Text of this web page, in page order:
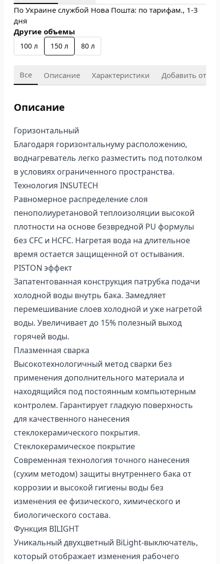
По Украине службой Нова Пошта: по тарифам., 1-3
дня
Другие объемы
100 л 150 л 80 л
Все Описание Характеристики Добавить отзыв
Описание
Горизонтальный
Благодаря горизонтальнуму расположению,
воднагреватель легко разместить под потолком
в условиях ограниченного пространства.
Технология INSUTECH
Равномерное распределение слоя
пенополиуретановой теплоизоляции высокой
плотности на основе безвредной PU формулы
без CFC и HCFC. Нагретая вода на длительное
время остается защищенной от остывания.
PISTON эффект
Запатентованная конструкция патрубка подачи
холодной воды внутрь бака. Замедляет
перемешивание слоев холодной и уже нагретой
воды. Увеличивает до 15% полезный выход
горячей воды.
Плазменная сварка
Высокотехнологичный метод сварки без
применения дополнительного материала и
находящийся под постоянным компьютерным
контролем. Гарантирует гладкую поверхность
для качественного нанесения
стеклокерамического покрытия.
Стеклокерамическое покрытие
Современная технология точного нанесения
(сухим методом) защиты внутреннего бака от
коррозии и высокой гигиены воды без
изменения ее физического, химического и
биологического состава.
Функция BILIGHT
Уникальный двухцветный BiLight-выключатель,
который отображает изменения рабочего